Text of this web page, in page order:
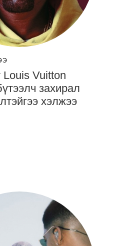
Louis Vuitton
захирал
хэлжээ